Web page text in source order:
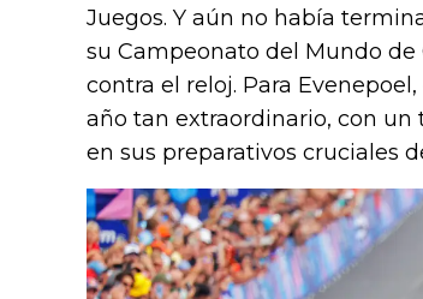
Juegos. Y aún no había
su Campeonato del Mundo
contra el reloj. Para
año tan extraordinario, con
en sus preparativos cruciales